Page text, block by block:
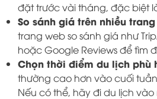
đặt trước vài tháng, đặc biệt
So sánh giá trên nhiều
trang web so sánh giá như
hoặc Google Reviews để tìm
Chọn thời điểm du lịch phù
thường cao hơn vào cuối
Nếu có thể, hãy đi du lịch